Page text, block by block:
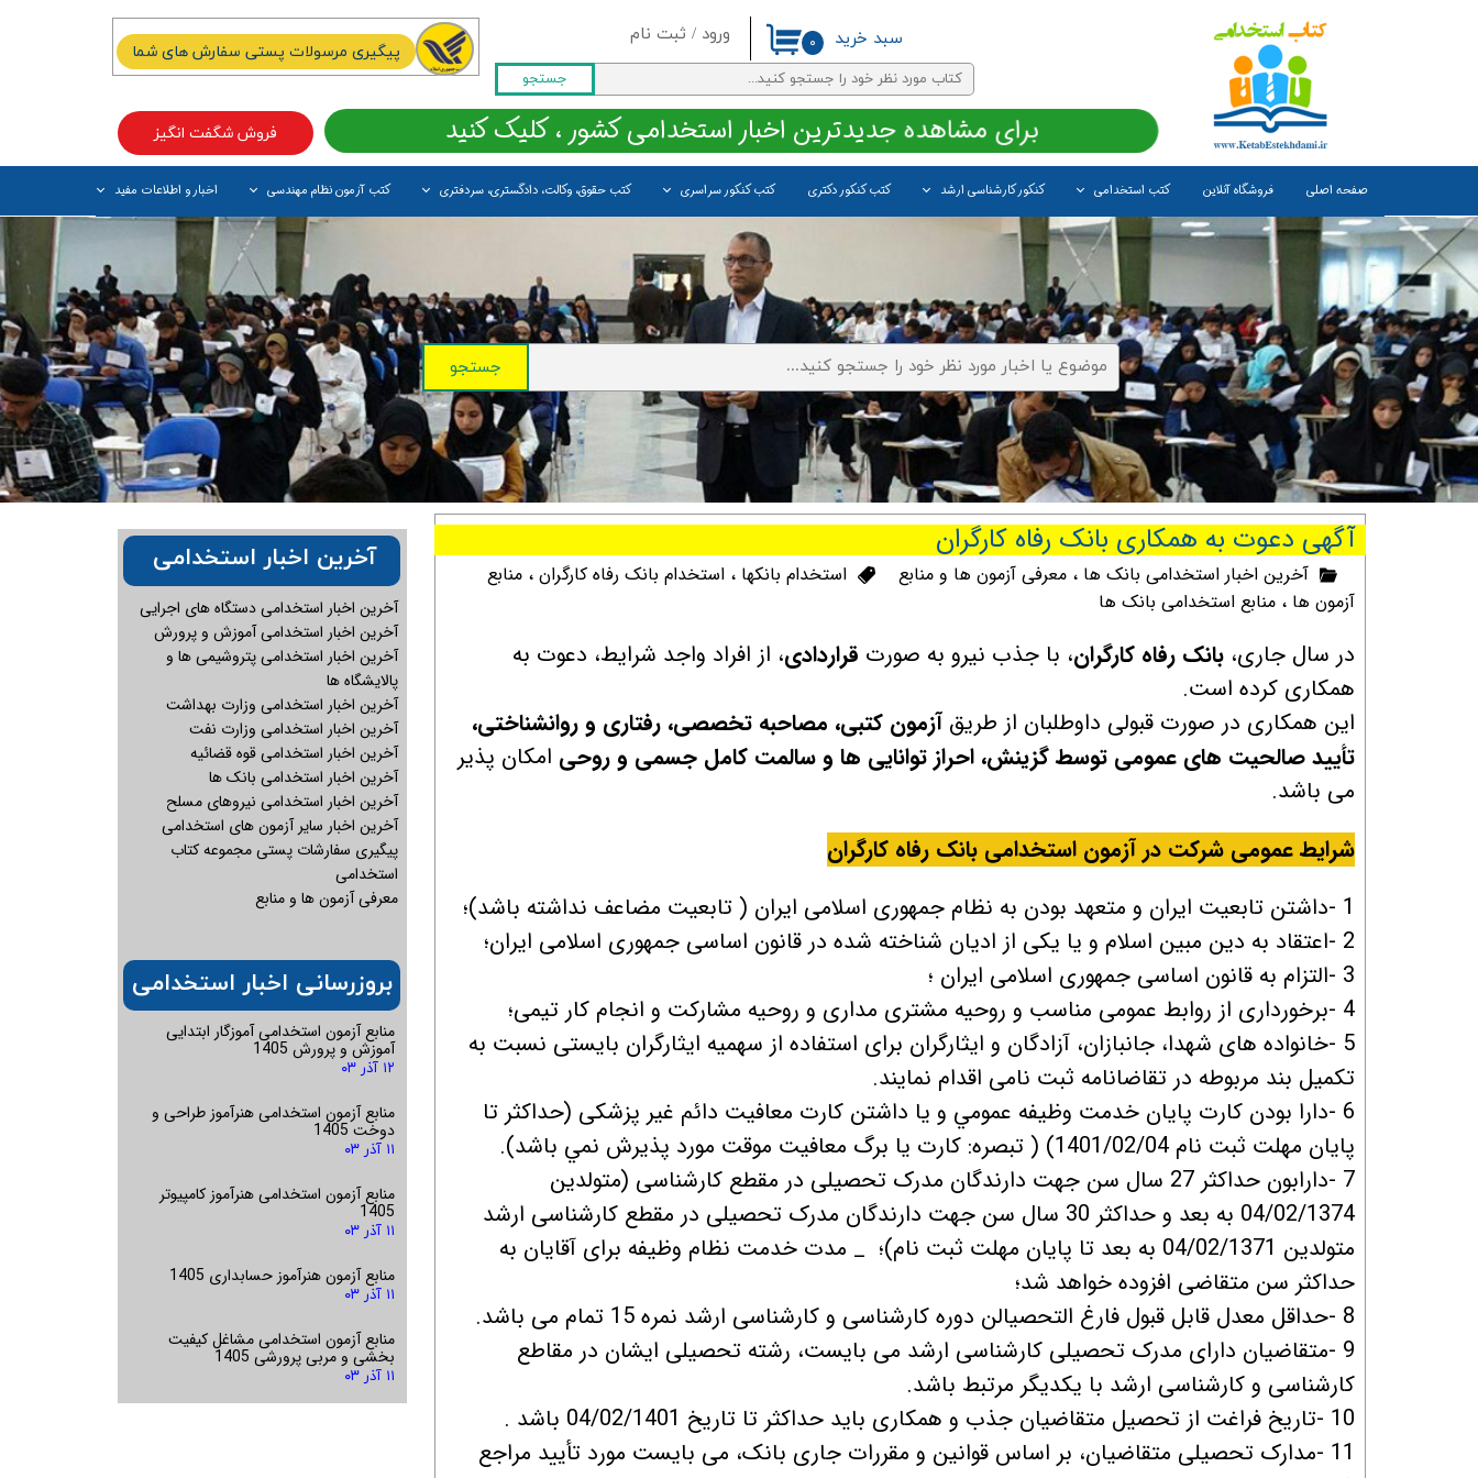
ورود / ثبت نام
حساب کاربری من
تغییر گذر واژه
سفارشات
خروج از حساب کاربری
جستجو
صفحه اصلی فروشگاه آنلاین کتب استخدامی کنکور کارشناسی ارشد کتب کنکور دکتری کتب کنکور سراسری کتب حقوق، وکالت، دادگستری، سردفتری کتب آزمون نظام مهندسی اخبار و اطلاعات مفید
۰ سبد خرید
فروش شگفت انگیز برای مشاهده جدیدترین اخبار استخدامی کشور ، کلیک کنید
پیگیری مرسولات پستی سفارش های شما
جستجو
آگهی دعوت به همكاری بانک رفاه کارگران
آخرین اخبار استخدامی بانک ها ، معرفی آزمون ها و منابع استخدام بانکها ، استخدام بانک رفاه کارگران ، منابع
آزمون ها ، منابع استخدامی بانک ها
در سال جاری، بانک رفاه کارگران، با جذب نیرو به صورت قراردادی، از افراد واجد شرایط، دعوت به
همکاری کرده است.
این همکاری در صورت قبولی داوطلبان از طریق آزمون کتبی، مصاحبه تخصصی، رفتاری و روانشناختی،
تأييد صالحيت های عمومی توسط گزينش، احراز توانایی ها و سالمت كامل جسمی و روحی امکان پذیر
می باشد.
شرایط عمومی شرکت در آزمون استخدامی بانک رفاه کارگران
1 -داشتن تابعیت ایران و متعهد بودن به نظام جمهوری اسلامی ایران ( تابعیت مضاعف نداشته باشد)؛
2 -اعتقاد به دین مبین اسلام و یا یکی از ادیان شناخته شده در قانون اساسی جمهوری اسلامی ایران؛
3 -التزام به قانون اساسی جمهوری اسلامی ایران ؛
4 -برخورداری از روابط عمومی مناسب و روحیه مشتری مداری و روحیه مشارکت و انجام کار تیمی؛
5 -خانواده های شهدا، جانبازان، آزادگان و ایثارگران برای استفاده از سهمیه ایثارگران بایستی نسبت به
تکمیل بند مربوطه در تقاضانامه ثبت نامی اقدام نمایند.
6 -دارا بودن كارت پايان خدمت وظيفه عمومي و يا داشتن كارت معافيت دائم غير پزشكی (حداکثر تا
پایان مهلت ثبت نام 1401/02/04) ( تبصره: كارت يا برگ معافيت موقت مورد پذيرش نمي باشد).
7 -دارابون حداكثر 27 سال سن جهت دارندگان مدرک تحصیلی در مقطع کارشناسی (متولدین
04/02/1374 به بعد و حداکثر 30 سال سن جهت دارندگان مدرک تحصیلی در مقطع کارشناسی ارشد
متولدین 04/02/1371 به بعد تا پایان مهلت ثبت نام)؛ _ مدت خدمت نظام وظیفه برای آقایان به
حداکثر سن متقاضی افزوده خواهد شد؛
8 -حداقل معدل قابل قبول فارغ التحصیالن دوره کارشناسی و کارشناسی ارشد نمره 15 تمام می باشد.
9 -متقاضیان دارای مدرک تحصیلی کارشناسی ارشد می بایست، رشته تحصیلی ایشان در مقاطع
کارشناسی و کارشناسی ارشد با یکدیگر مرتبط باشد.
10 -تاریخ فراغت از تحصیل متقاضیان جذب و همکاری باید حداکثر تا تاریخ 04/02/1401 باشد .
11 -مدارک تحصیلی متقاضیان، بر اساس قوانین و مقررات جاری بانک، می بایست مورد تأیید مراجع
آخرین اخبار استخدامی دستگاه های اجرایی
آخرین اخبار استخدامی آموزش و پرورش
آخرین اخبار استخدامی پتروشیمی ها و
پالایشگاه ها
آخرین اخبار استخدامی وزارت بهداشت
آخرین اخبار استخدامی وزارت نفت
آخرین اخبار استخدامی قوه قضائیه
آخرین اخبار استخدامی بانک ها
آخرین اخبار استخدامی نیروهای مسلح
آخرین اخبار سایر آزمون های استخدامی
پیگیری سفارشات پستی مجموعه کتاب
استخدامی
معرفی آزمون ها و منابع
منابع آزمون استخدامی آموزگار ابتدایی
آموزش و پرورش 1405
۱۲ آذر ۰۳
منابع آزمون استخدامی هنرآموز طراحی و
دوخت 1405
۱۱ آذر ۰۳
منابع آزمون استخدامی هنرآموز کامپیوتر
1405
۱۱ آذر ۰۳
منابع آزمون هنرآموز حسابداری 1405
۱۱ آذر ۰۳
منابع آزمون استخدامی مشاغل کیفیت
بخشی و مربی پرورشی 1405
۱۱ آذر ۰۳
بروزرسانی اخبار استخدامی
آخرین اخبار استخدامی